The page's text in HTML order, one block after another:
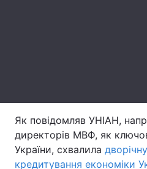
Лонгріди
Відео з Youtube
Інтерв'ю
Як повідомляв УНІАН,
директорів МВФ, як
України, схвалила
кредитування економіки